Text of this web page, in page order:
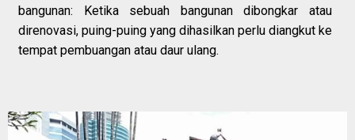
bangunan: Ketika sebuah bangunan dibongkar atau
direnovasi, puing-puing yang dihasilkan perlu diangkut ke
tempat pembuangan atau daur ulang.